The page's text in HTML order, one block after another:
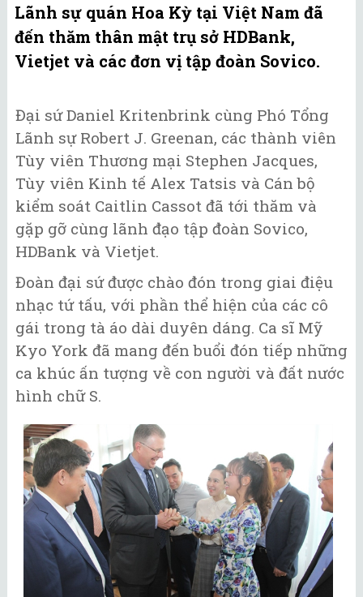
Lãnh sự quán Hoa Kỳ tại Việt Nam đã
đến thăm thân mật trụ sở HDBank,
Vietjet và các đơn vị tập đoàn Sovico.
Đại sứ Daniel Kritenbrink cùng Phó Tổng
Lãnh sự Robert J. Greenan, các thành viên
Tùy viên Thương mại Stephen Jacques,
Tùy viên Kinh tế Alex Tatsis và Cán bộ
kiểm soát Caitlin Cassot đã tới thăm và
gặp gỡ cùng lãnh đạo tập đoàn Sovico,
HDBank và Vietjet.
Đoàn đại sứ được chào đón trong giai điệu
nhạc tứ tấu, với phần thể hiện của các cô
gái trong tà áo dài duyên dáng. Ca sĩ Mỹ
Kyo York đã mang đến buổi đón tiếp những
ca khúc ấn tượng về con người và đất nước
hình chữ S.